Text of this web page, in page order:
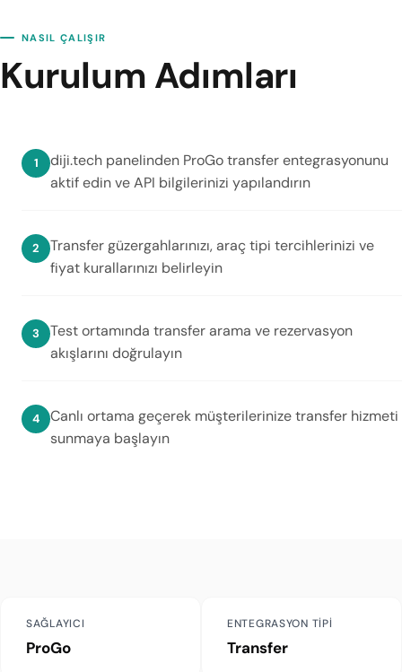
NASIL ÇALIŞIR
Kurulum Adımları
diji.tech panelinden ProGo transfer entegrasyonunu
aktif edin ve API bilgilerinizi yapılandırın
Transfer güzergahlarınızı, araç tipi tercihlerinizi ve
fiyat kurallarınızı belirleyin
Test ortamında transfer arama ve rezervasyon
akışlarını doğrulayın
Canlı ortama geçerek müşterilerinize transfer hizmeti
sunmaya başlayın
SAĞLAYICI
ProGo
ENTEGRASYON TIPI
Transfer